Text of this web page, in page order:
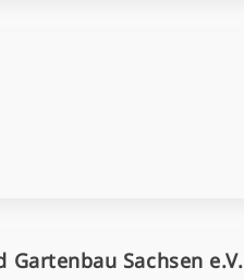
Gartenbau Sachsen e.V.